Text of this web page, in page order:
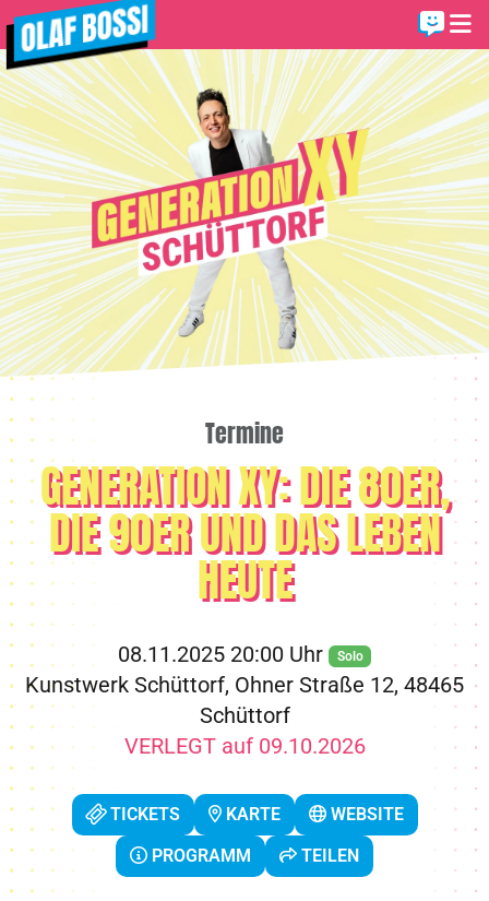
Termine
GENERATION XY: DIE 80ER,
DIE 90ER UND DAS LEBEN
HEUTE
08.11.2025 20:00 Uhr Solo
Kunstwerk Schüttorf, Ohner Straße 12, 48465
Schüttorf
VERLEGT auf 09.10.2026
TICKETS KARTE
WEBSITE
PROGRAMM
TEILEN